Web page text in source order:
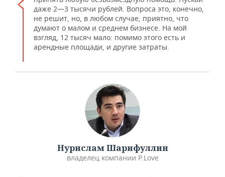
даже 2—3 тысячи рублей. Вопроса это, конечно,
не решит, но, в любом случае, приятно, что
думают о малом и среднем бизнесе. На мой
взгляд, 12 тысяч мало: помимо этого есть и
арендные площади, и другие затраты.
Нурислам Шарифуллин
владелец компании P.Love